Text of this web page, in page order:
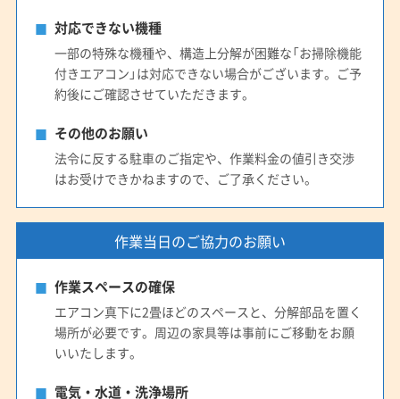
対応できない機種
一部の特殊な機種や、構造上分解が困難な「お掃除機能
付きエアコン」は対応できない場合がございます。ご予
約後にご確認させていただきます。
その他のお願い
法令に反する駐車のご指定や、作業料金の値引き交渉
はお受けできかねますので、ご了承ください。
作業当日のご協力のお願い
作業スペースの確保
エアコン真下に2畳ほどのスペースと、分解部品を置く
場所が必要です。周辺の家具等は事前にご移動をお願
いいたします。
電気・水道・洗浄場所